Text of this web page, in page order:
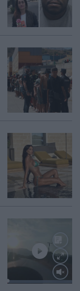
Loaded: